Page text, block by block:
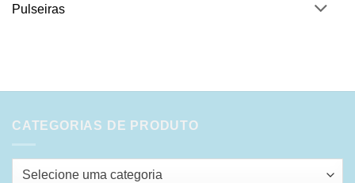
Pulseiras
CATEGORIAS DE PRODUTO
Selecione uma categoria